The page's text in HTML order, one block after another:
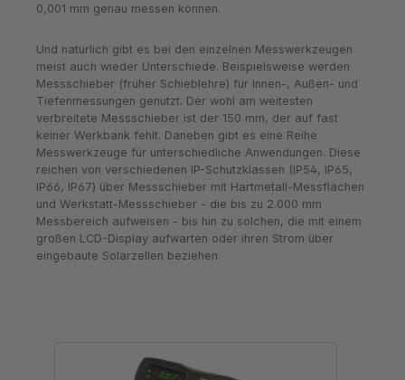
0,001 mm genau messen können.
Und natürlich gibt es bei den einzelnen Messwerkzeugen
meist auch wieder Unterschiede. Beispielsweise werden
Messschieber (früher Schieblehre) für Innen-, Außen- und
Tiefenmessungen genutzt. Der wohl am weitesten
verbreitete Messschieber ist der 150 mm, der auf fast
keiner Werkbank fehlt. Daneben gibt es eine Reihe
Messwerkzeuge für unterschiedliche Anwendungen. Diese
reichen von verschiedenen IP-Schutzklassen (IP54, IP65,
IP66, IP67) über Messschieber mit Hartmetall-Messflächen
und Werkstatt-Messschieber - die bis zu 2.000 mm
Messbereich aufweisen - bis hin zu solchen, die mit einem
großen LCD-Display aufwarten oder ihren Strom über
eingebaute Solarzellen beziehen.